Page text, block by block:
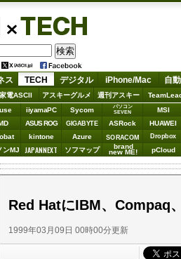
TECH
ス TECH デジタル iPhone/Mac 自
家電ASCII アスキーグルメ 週刊アスキー
iiyamaPC Sycom
パソコン
SEVEN
MSI
ASUS ROG GIGABYTE ASRock HUAWEI
kintone Azure SORACOM Dropbox
ンMJ JAPANNEXT ソフマップ brand
new ME! pCloud
Red HatにIBM、Compaq
1999年03月09日 00時00分更新